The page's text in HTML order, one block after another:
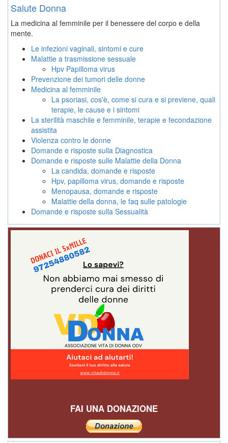
Salute Donna
La medicina al femminile per il benessere del corpo e della
mente.
Le infezioni vaginali, sintomi e cure
Malattie a trasmissione sessuale
Hpv Papilloma virus
Prevenzione dei tumori delle donne
Medicina al femminile
La psoriasi, cos'è, come si cura e si previene, quali
terapie, le cause e i sintomi
La sterilità maschile e femminile, terapie e fecondazione
assistita
Violenza contro le donne
Domande e risposte sulla Diagnostica
Domande e risposte sulle Malattie della Donna
La candida, domande e risposte
Hpv, papilloma virus, domande e risposte
Menopausa, domande e risposte
Malattie della donna, le faq sulle patologie
Domande e risposte sulla Sessualità
FAI UNA DONAZIONE